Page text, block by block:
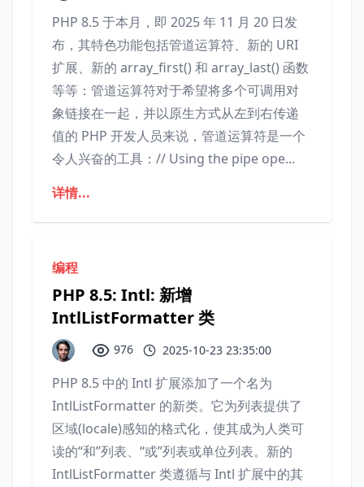
PHP 8.5 于本月，即 2025 年 11 月 20 日发
布，其特色功能包括管道运算符、新的 URI
扩展、新的 array_first() 和 array_last() 函数
等等：管道运算符对于希望将多个可调用对
象链接在一起，并以原生方式从左到右传递
值的 PHP 开发人员来说，管道运算符是一个
令人兴奋的工具：// Using the pipe ope...
详情...
编程
PHP 8.5: Intl: 新增
IntlListFormatter 类
976 2025-10-23 23:35:00
PHP 8.5 中的 Intl 扩展添加了一个名为
IntlListFormatter 的新类。它为列表提供了
区域(locale)感知的格式化，使其成为人类可
读的“和”列表、“或”列表或单位列表。新的
IntlListFormatter 类遵循与 Intl 扩展中的其